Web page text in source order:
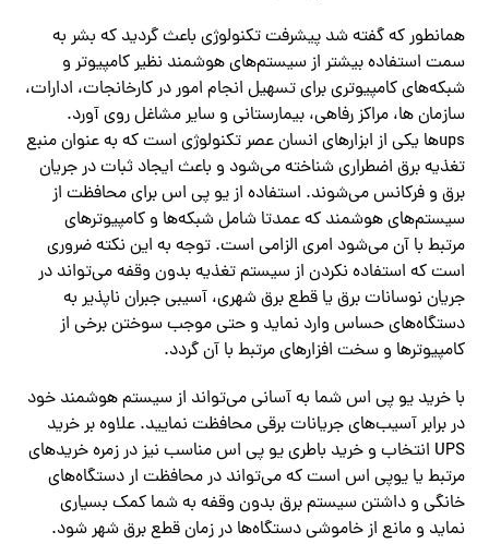
همانطور که گفته شد پیشرفت تکنولوژی باعث گردید که بشر به
سمت استفاده بیشتر از سیستم‌‌های هوشمند نظیر کامپیوتر و
شبکه‌‌های کامپیوتری برای تسهیل انجام امور در کارخانجات، ادارات،
سازمان ها، مراکز رفاهی، بیمارستانی و سایر مشاغل روی آورد.
‌‌ups‌‌ها یکی از ابزارهای انسان عصر تکنولوژی است که به عنوان منبع
تغذیه برق اضطراری شناخته‌ می‌شود و باعث ایجاد ثبات در جریان
برق و فرکانس‌‌ می‌شوند. استفاده از یو پی اس برای محافظت از
سیستم‌‌های هوشمند که عمدتا شامل شبکه‌‌ها و کامپیوترهای
مرتبط با آن‌ می‌شود امری الزامی است. توجه به این نکته ضروری
است که استفاده نکردن از سیستم تغذیه بدون وقفه‌ می‌تواند در
جریان نوسانات برق یا قطع برق شهری، آسیبی جبران ناپذیر به
دستگاه‌‌های حساس وارد نماید و حتی موجب سوختن برخی از
کامپیوتر‌‌ها و سخت افزارهای مرتبط با آن گردد.
با خرید یو پی اس شما به آسانی‌ می‌تواند از سیستم هوشمند خود
در برابر آسیب‌‌های جریانات برقی محافظت نمایید. علاوه بر خرید
UPS انتخاب و خرید باطری یو پی اس مناسب نیز در زمره خریدهای
مرتبط یا یوپی اس است که‌ می‌تواند در محافظت ار دستگاه‌‌های
خانگی و داشتن سیستم برق بدون وقفه به شما کمک بسیاری
نماید و مانع از خاموشی دستگاه‌‌ها در زمان قطع برق شهر شود.